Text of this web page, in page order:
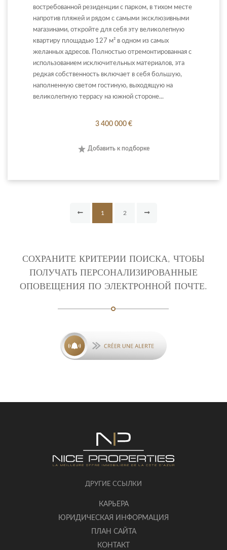
востребованной резиденции с парком, в тихом месте
напротив пляжей и рядом с самыми эксклюзивными
магазинами, откройте для себя эту великолепную
квартиру площадью 127 м² в одном из самых
желанных адресов. Полностью отремонтированная с
использованием исключительных материалов, эта
редкая собственность включает в себя большую,
наполненную светом гостиную, выходящую на
великолепную террасу на южной стороне...
3 400 000 €
Добавить к подборке
1 2
СОХРАНИТЕ КРИТЕРИИ ПОИСКА, ЧТОБЫ
ПОЛУЧАТЬ ПЕРСОНАЛИЗИРОВАННЫЕ
ОПОВЕЩЕНИЯ ПО ЭЛЕКТРОННОЙ ПОЧТЕ.
ДРУГИЕ ССЫЛКИ
КАРЬЕРА
ЮРИДИЧЕСКАЯ ИНФОРМАЦИЯ
ПЛАН САЙТА
КОНТАКТ